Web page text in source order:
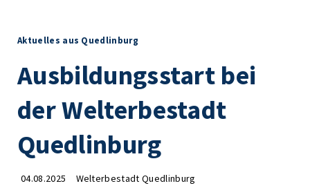
Aktuelles aus Quedlinburg
Ausbildungsstart bei
der Welterbestadt
Quedlinburg
04.08.2025 Welterbestadt Quedlinburg